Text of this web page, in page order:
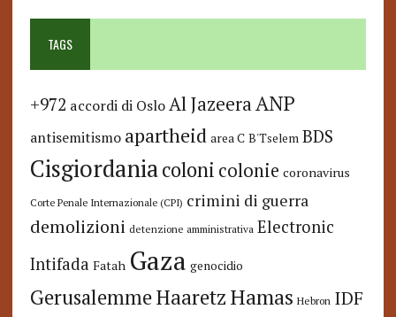
TAGS
+972 accordi di Oslo Al JazeeraANP
antisemitismo apartheid area C B'Tselem BDS
Cisgiordaniacoloni colonie coronavirus
Corte Penale Internazionale (CPI) crimini di guerra
demolizioni detenzione amministrativa Electronic
Intifada Fatah Gaza genocidio
GerusalemmeHaaretzHamas Hebron IDF